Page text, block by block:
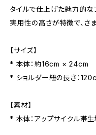
タイルで仕上げた魅力的な
実用性の高さが特徴で、さ
【サイズ】
* 本体：約16cm × 24cm
* ショルダー紐の長さ：
【素材】
* 本体：アップサイクル帯生